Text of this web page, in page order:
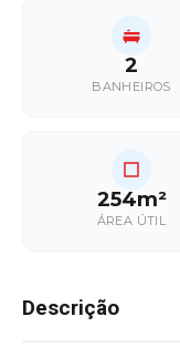
2
BANHEIROS
254m²
ÁREA ÚTIL
Descrição